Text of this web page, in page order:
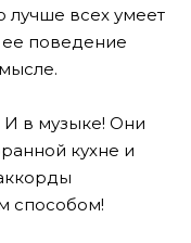
лучше всех умеет
поведение
И в музыке! Они
кухне и
способом!